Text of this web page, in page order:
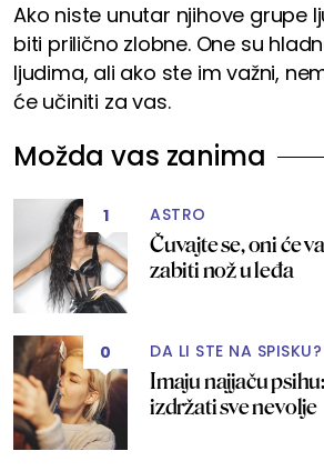
Ako niste unutar njihove grupe
biti prilično zlobne. One su
ljudima, ali ako ste im važni,
će učiniti za vas.
Možda vas zanima
1 ASTRO
Čuvajte se, oni će
zabiti nož u leđa
0 DA LI STE NA SPISKU?
Imaju najjaču
izdržati sve nevolje